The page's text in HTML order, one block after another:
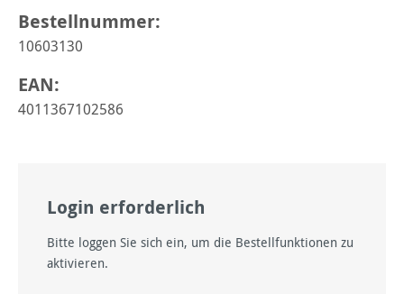
Bestellnummer:
10603130
EAN:
4011367102586
Login erforderlich
Bitte loggen Sie sich ein, um die Bestellfunktionen zu
aktivieren.